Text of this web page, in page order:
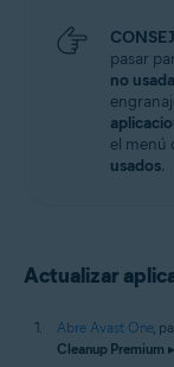
pasar
no
el menú
usados.
Actualizar
Abre Avast One,
Cleanup Premium ▸